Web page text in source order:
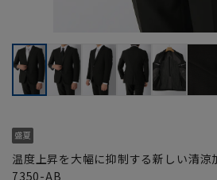
温度上昇を大幅に抑制する新しい清涼
7350-AB